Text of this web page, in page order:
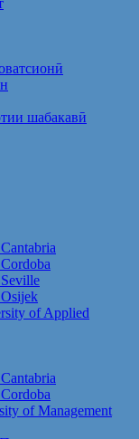
шабакавӣ
of Applied
of Management